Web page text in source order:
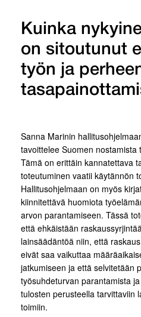
Kuinka
on sitoutunut
työn ja
Sanna Marinin
tavoittelee Suomen nostamista
Tämä on erittäin kannatettava
toteutuminen vaatii käytännön
Hallitusohjelmaan on myös
kiinnitettävä huomiota
arvon parantamiseen. Tässä
että ehkäistään
lainsäädäntöä niin, että
eivät saa vaikuttaa
jatkumiseen ja että selvitetään
työsuhdeturvan parantamista
tulosten perusteella tarvittaviin
toimiin.